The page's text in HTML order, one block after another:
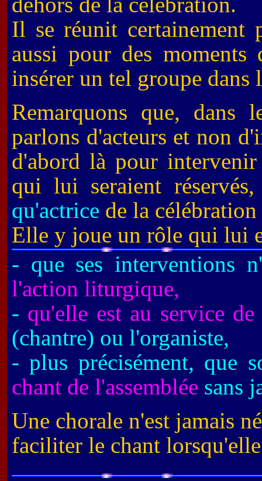
Il se réunit certainement
aussi pour des
insérer un tel groupe dans
Remarquons que, dans
parlons d'acteurs et non
d'abord là pour
qui lui seraient
qu'actrice de la
Elle y joue un rôle qui lui
- que ses interventions
l'action liturgique,
- qu'elle est au service
(chantre) ou l'organiste,
- plus précisément, que
chant de l'assemblée sans
Une chorale n'est jamais
faciliter le chant